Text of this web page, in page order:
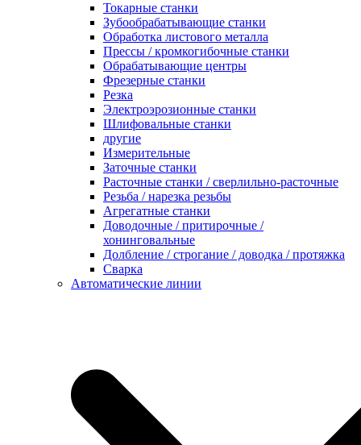
Токарные станки
Зубообрабатывающие станки
Обработка листового металла
Прессы / кромкогибочные станки
Обрабатывающие центры
Фрезерные станки
Резка
Электроэрозионные станки
Шлифовальные станки
другие
Измерительные
Заточные станки
Расточные станки / сверлильно-расточные
Резьба / нарезка резьбы
Агрегатные станки
Доводочные / притирочные /
хонинговальные
Долбление / строгание / доводка / протяжка
Сварка
Автоматические линии